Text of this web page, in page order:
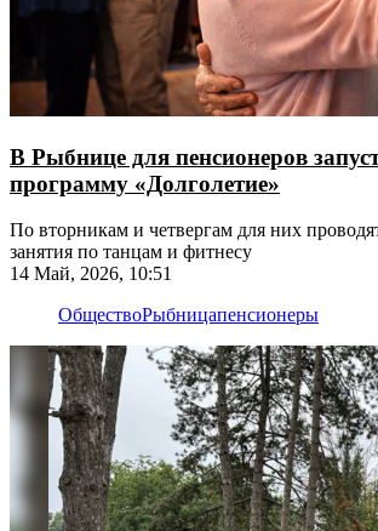
В Рыбнице для пенсионеров
программу «Долголетие»
По вторникам и четвергам для них
занятия по танцам и фитнесу
14 Май, 2026, 10:51
ОбществоРыбницапенсионеры